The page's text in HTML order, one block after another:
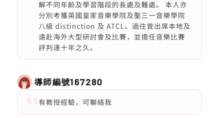
解不同年齡及學習階段的長處及難處。 本人亦
分別考獲英國皇家音樂學院及聖三一音樂學院
八級 distinction 及 ATCL。過往曾出席本地及
遠赴海外大型研討會及比賽，並擔任音樂比賽
評判達十年之久。
導師編號167280
有教授經驗，可聯絡我